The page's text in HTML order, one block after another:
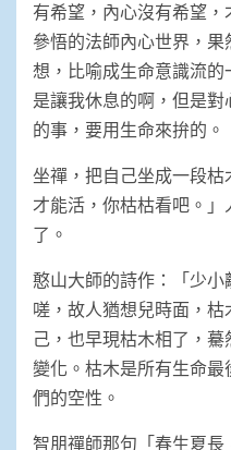
有希望，內心沒有希望
參悟的法師內心世界，
想，比喻成生命意識流
是讓我休息的啊，但是
的事，要用生命來拚的。
坐禪，把自己坐成一段
才能活，你枯枯看吧。
了。
憨山大師的詩作：「少
嗟，故人猶想兒時面，
己，也早現枯木相了，
變化。枯木是所有生命
們的空性。
智朋禪師那句「春生夏長